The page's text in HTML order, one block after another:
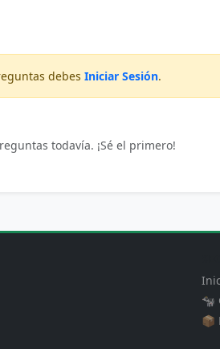
debes Iniciar Sesión.
todavía. ¡Sé el primero!
🐄
📦